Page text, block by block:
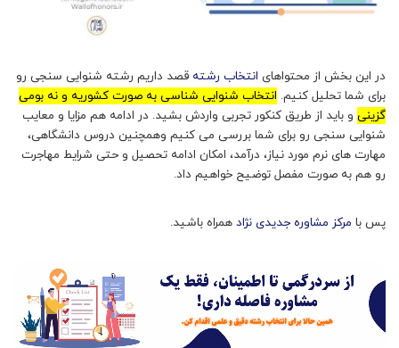
در این بخش از محتواهای انتخاب رشته قصد داریم رشته شنوایی سنجی رو
برای شما تحلیل کنیم. انتخاب شنوایی شناسی به صورت کشوریه و نه بومی
گزینی و باید از طریق کنکور تجربی واردش بشید. در ادامه هم مزایا و معایب
شنوایی سنجی رو برای شما بررسی می کنیم وهمچنین دروس دانشگاهی،
مهارت های نرم مورد نیاز، درآمد، امکان ادامه تحصیل و حتی شرایط مهاجرت
رو هم به صورت مفصل توضیح خواهیم داد.
پس با مرکز مشاوره جدیدی نژاد همراه باشید.